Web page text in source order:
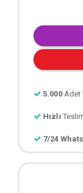
5.000 Adet
Hızlı
7/24